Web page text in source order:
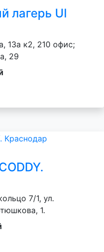
лагерь Ul
13а к2, 210 офис;
29
7/1, ул.
1.